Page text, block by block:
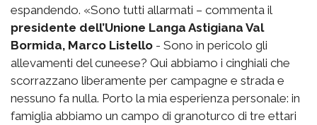
espandendo. «Sono tutti allarmati – commenta il
presidente dell’Unione Langa Astigiana Val
Bormida, Marco Listello - Sono in pericolo gli
allevamenti del cuneese? Qui abbiamo i cinghiali che
scorrazzano liberamente per campagne e strada e
nessuno fa nulla. Porto la mia esperienza personale: in
famiglia abbiamo un campo di granoturco di tre ettari